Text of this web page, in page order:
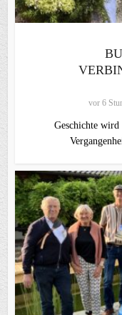
vor 6
Geschichte wird